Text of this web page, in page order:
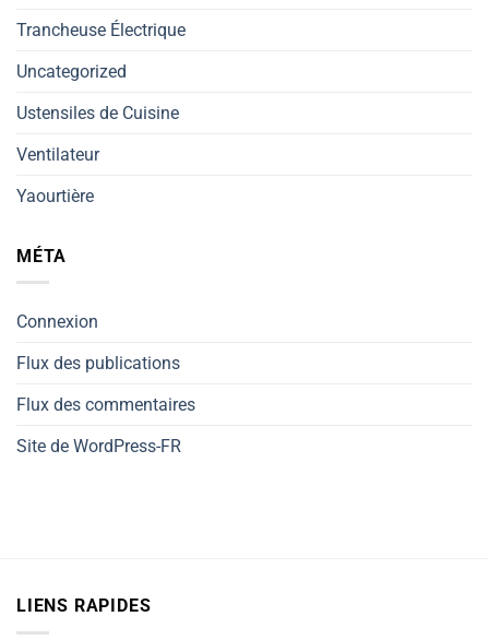
Trancheuse Électrique
Uncategorized
Ustensiles de Cuisine
Ventilateur
Yaourtière
MÉTA
Connexion
Flux des publications
Flux des commentaires
Site de WordPress-FR
LIENS RAPIDES